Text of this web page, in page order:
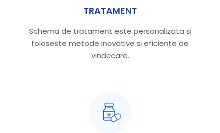
TRATAMENT
Schema de tratament este personalizata si
foloseste metode inovative si eficiente de
vindecare.